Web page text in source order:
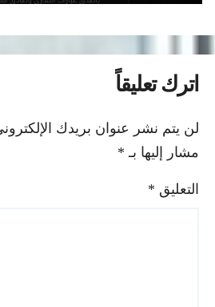
اترك تعليقاً
لن يتم نشر عنوان بريدك الإلكتروني.
مشار إليها بـ *
التعليق*